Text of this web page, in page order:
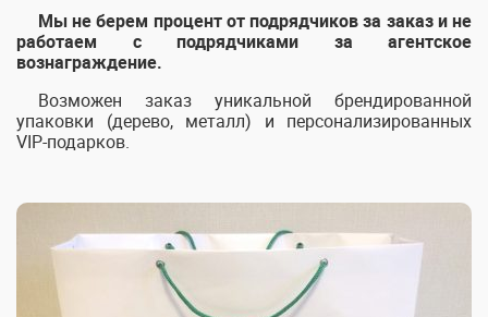
Мы не берем процент от подрядчиков за заказ и не
работаем с подрядчиками за агентское
вознаграждение.
Возможен заказ уникальной брендированной
упаковки (дерево, металл) и персонализированных
VIP-подарков.